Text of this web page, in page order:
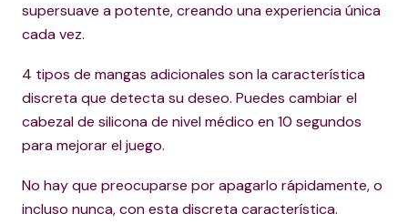
supersuave a potente, creando una experiencia única
cada vez.
4 tipos de mangas adicionales son la característica
discreta que detecta su deseo. Puedes cambiar el
cabezal de silicona de nivel médico en 10 segundos
para mejorar el juego.
No hay que preocuparse por apagarlo rápidamente, o
incluso nunca, con esta discreta característica.